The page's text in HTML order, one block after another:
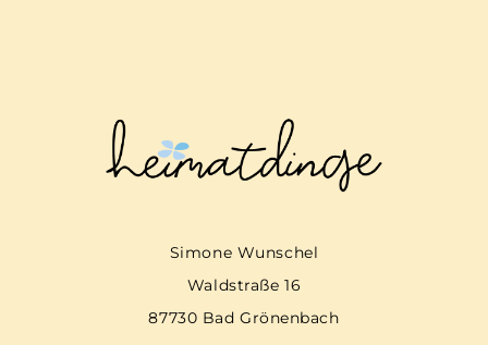
Simone Wunschel
Waldstraße 16
87730 Bad Grönenbach